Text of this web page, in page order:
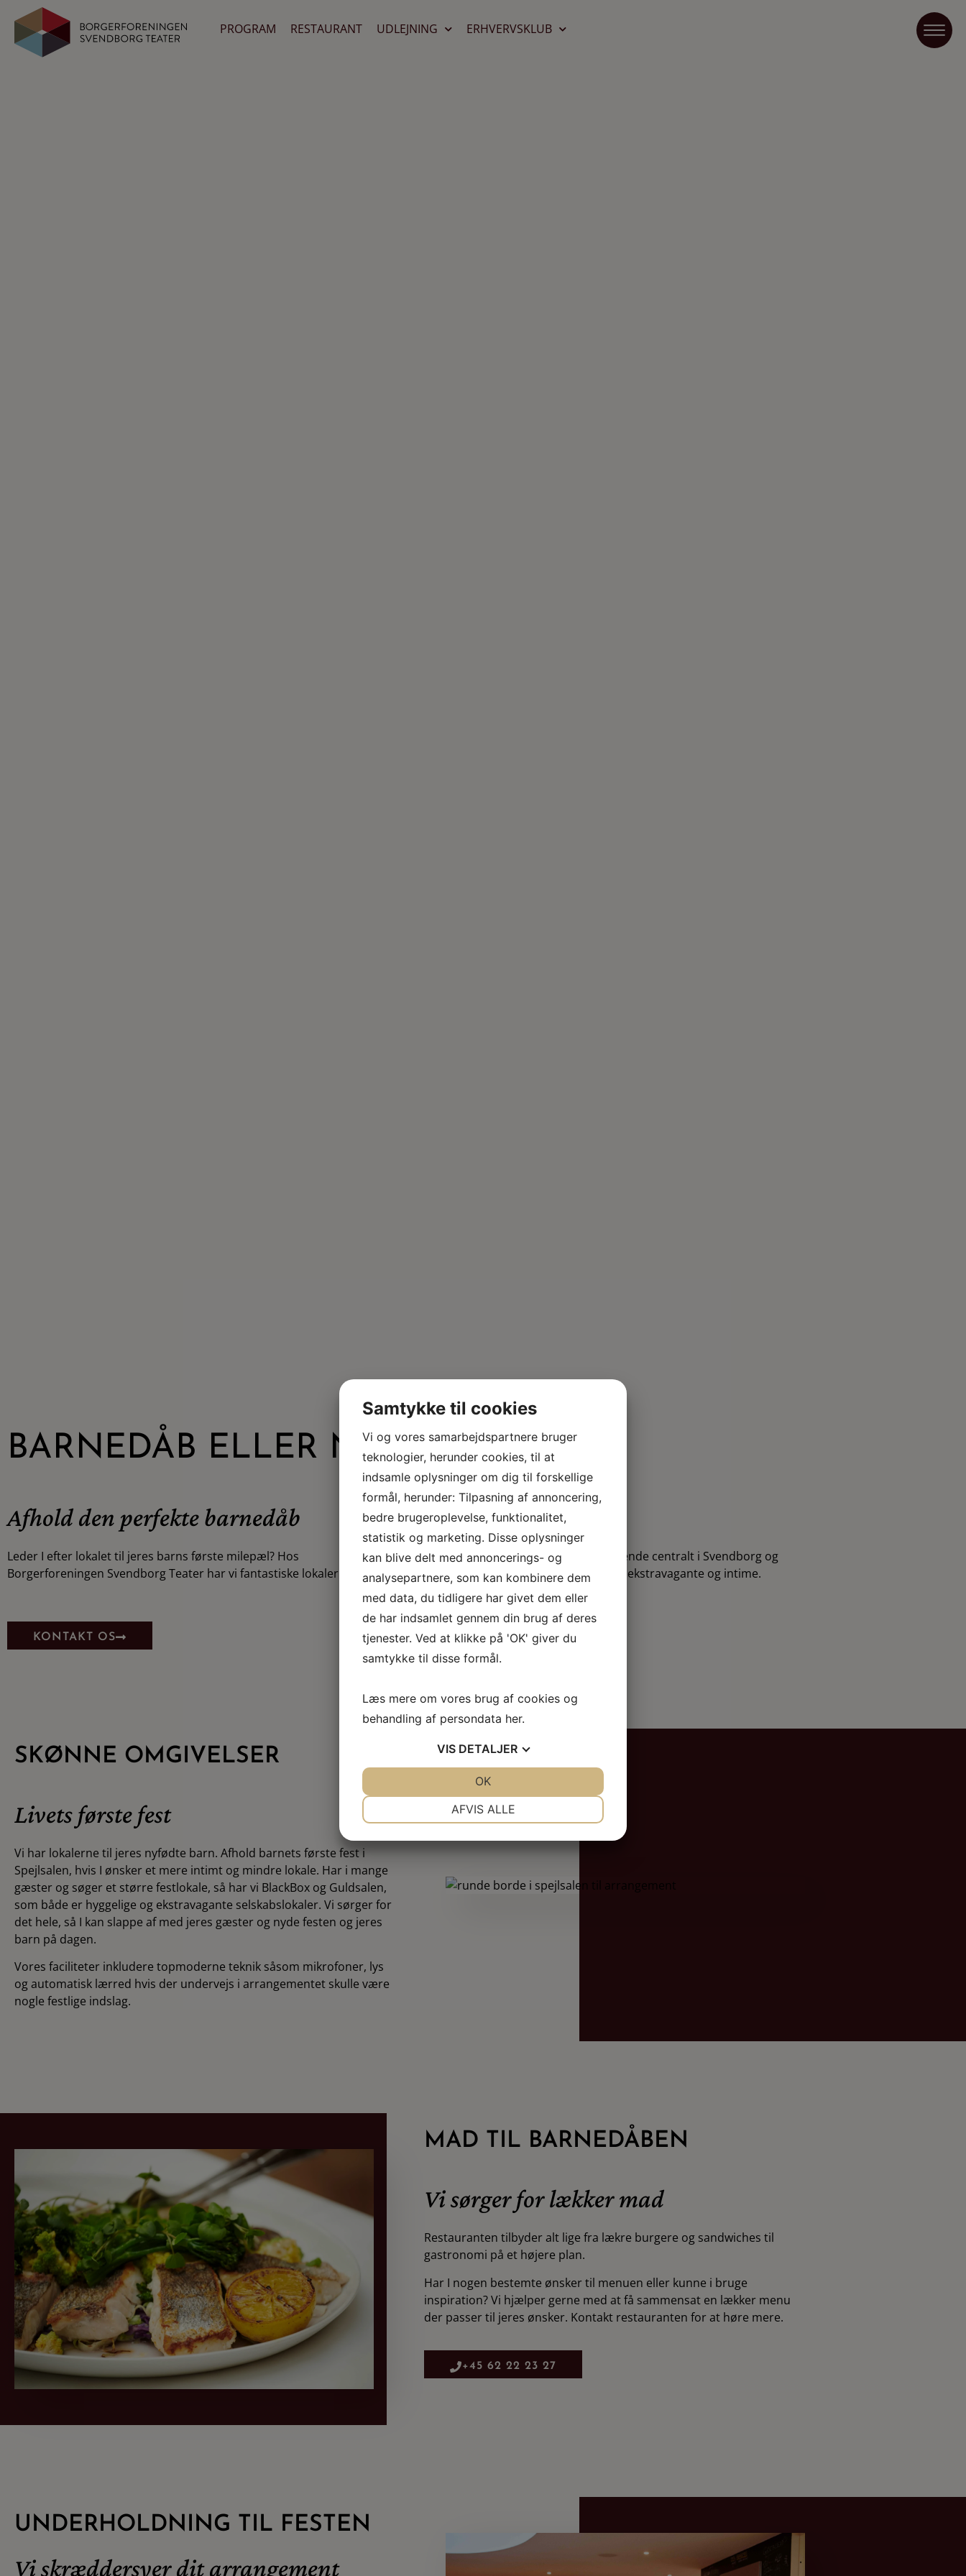
PROGRAM RESTAURANT UDLEJNING ERHVERVSKLUB
BARNEDÅB ELLER NAVNGIVNING
Afhold den perfekte barnedåb
Leder I efter lokalet til jeres barns første milepæl? Hos
Borgerforeningen Svendborg Teater har vi fantastiske lokaler til den
store fejring. Festlokalerne er beliggende centralt i Svendborg og
rammerne vi tilbyder kan både være ekstravagante og intime.
KONTAKT OS
SKØNNE OMGIVELSER
Livets første fest
Vi har lokalerne til jeres nyfødte barn. Afhold barnets første fest i
Spejlsalen, hvis I ønsker et mere intimt og mindre lokale. Har i mange
gæster og søger et større festlokale, så har vi BlackBox og Guldsalen,
som både er hyggelige og ekstravagante selskabslokaler. Vi sørger for
det hele, så I kan slappe af med jeres gæster og nyde festen og jeres
barn på dagen.
Vores faciliteter inkludere topmoderne teknik såsom mikrofoner, lys
og automatisk lærred hvis der undervejs i arrangementet skulle være
nogle festlige indslag.
MAD TIL BARNEDÅBEN
Vi sørger for lækker mad
Restauranten tilbyder alt lige fra lækre burgere og sandwiches til
gastronomi på et højere plan.
Har I nogen bestemte ønsker til menuen eller kunne i bruge
inspiration? Vi hjælper gerne med at få sammensat en lækker menu
der passer til jeres ønsker. Kontakt restauranten for at høre mere.
+45 62 22 23 27
UNDERHOLDNING TIL FESTEN
Vi skræddersyer dit arrangement
Samtykke til cookies
Vi og vores samarbejdspartnere bruger
teknologier, herunder cookies, til at
indsamle oplysninger om dig til forskellige
formål, herunder: Tilpasning af annoncering,
bedre brugeroplevelse, funktionalitet,
statistik og marketing. Disse oplysninger
kan blive delt med annoncerings- og
analysepartnere, som kan kombinere dem
med data, du tidligere har givet dem eller
de har indsamlet gennem din brug af deres
tjenester. Ved at klikke på 'OK' giver du
samtykke til disse formål.
Læs mere om vores brug af cookies og
behandling af persondata her.
VIS DETALJER
AFVIS ALLE
OK